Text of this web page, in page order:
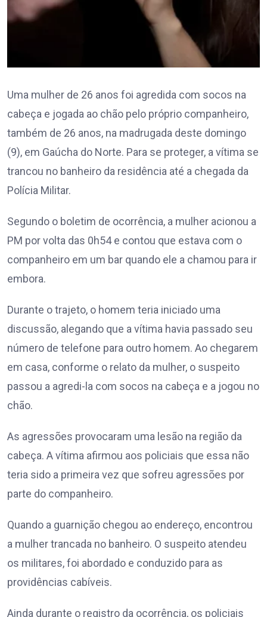
Uma mulher de 26 anos foi agredida com socos na
cabeça e jogada ao chão pelo próprio companheiro,
também de 26 anos, na madrugada deste domingo
(9), em Gaúcha do Norte. Para se proteger, a vítima se
trancou no banheiro da residência até a chegada da
Polícia Militar.
Segundo o boletim de ocorrência, a mulher acionou a
PM por volta das 0h54 e contou que estava com o
companheiro em um bar quando ele a chamou para ir
embora.
Durante o trajeto, o homem teria iniciado uma
discussão, alegando que a vítima havia passado seu
número de telefone para outro homem. Ao chegarem
em casa, conforme o relato da mulher, o suspeito
passou a agredi-la com socos na cabeça e a jogou no
chão.
As agressões provocaram uma lesão na região da
cabeça. A vítima afirmou aos policiais que essa não
teria sido a primeira vez que sofreu agressões por
parte do companheiro.
Quando a guarnição chegou ao endereço, encontrou
a mulher trancada no banheiro. O suspeito atendeu
os militares, foi abordado e conduzido para as
providências cabíveis.
Ainda durante o registro da ocorrência, os policiais